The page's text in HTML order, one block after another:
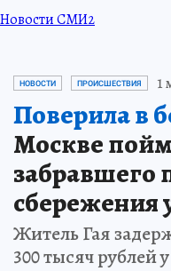
Новости СМИ2
НОВОСТИ ПРОИСШЕСТВИЯ 1
Поверила в
Москве
забравшего
сбережения
Житель Гая
300 тысяч рублей